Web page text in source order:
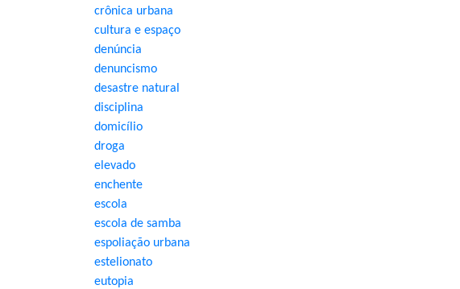
crônica urbana
cultura e espaço
denúncia
denuncismo
desastre natural
disciplina
domicílio
droga
elevado
enchente
escola
escola de samba
espoliação urbana
estelionato
eutopia